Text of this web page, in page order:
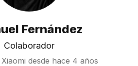
Fernández
Colaborador
desde hace 4 años